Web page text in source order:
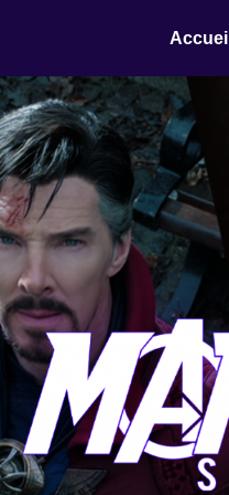
Accueil